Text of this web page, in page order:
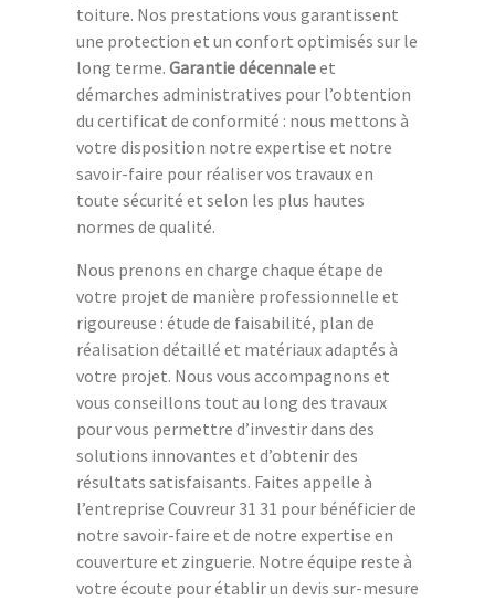
toiture. Nos prestations vous garantissent
une protection et un confort optimisés sur le
long terme. Garantie décennaleet
démarches administratives pour l’obtention
du certificat de conformité : nous mettons à
votre disposition notre expertise et notre
savoir-faire pour réaliser vos travaux en
toute sécurité et selon les plus hautes
normes de qualité.
Nous prenons en charge chaque étape de
votre projet de manière professionnelle et
rigoureuse : étude de faisabilité, plan de
réalisation détaillé et matériaux adaptés à
votre projet. Nous vous accompagnons et
vous conseillons tout au long des travaux
pour vous permettre d’investir dans des
solutions innovantes et d’obtenir des
résultats satisfaisants. Faites appelle à
l’entreprise Couvreur 31 31 pour bénéficier de
notre savoir-faire et de notre expertise en
couverture et zinguerie. Notre équipe reste à
votre écoute pour établir un devis sur-mesure